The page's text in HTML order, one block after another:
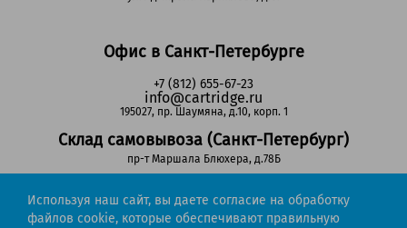
Офис в Санкт-Петербурге
+7 (812) 655-67-23
info@cartridge.ru
195027, пр. Шаумяна, д.10, корп. 1
Склад самовывоза (Санкт-Петербург)
пр-т Маршала Блюхера, д.78Б
Регионы РФ
Используя наш сайт, вы даете согласие на обработку
файлов cookie, которые обеспечивают правильную